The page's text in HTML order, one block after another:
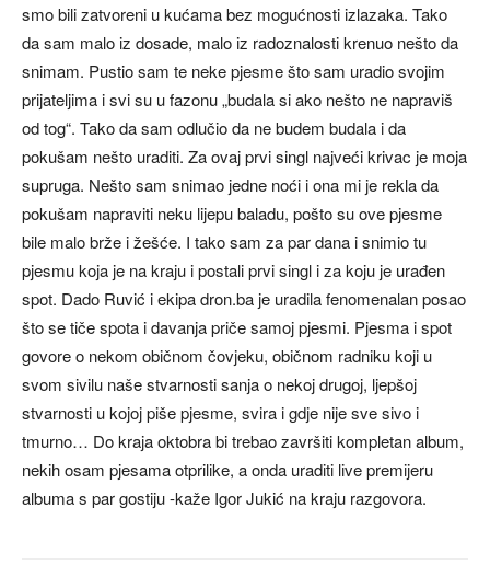
smo bili zatvoreni u kućama bez mogućnosti izlazaka. Tako
da sam malo iz dosade, malo iz radoznalosti krenuo nešto da
snimam. Pustio sam te neke pjesme što sam uradio svojim
prijateljima i svi su u fazonu „budala si ako nešto ne napraviš
od tog“. Tako da sam odlučio da ne budem budala i da
pokušam nešto uraditi. Za ovaj prvi singl najveći krivac je moja
supruga. Nešto sam snimao jedne noći i ona mi je rekla da
pokušam napraviti neku lijepu baladu, pošto su ove pjesme
bile malo brže i žešće. I tako sam za par dana i snimio tu
pjesmu koja je na kraju i postali prvi singl i za koju je urađen
spot. Dado Ruvić i ekipa dron.ba je uradila fenomenalan posao
što se tiče spota i davanja priče samoj pjesmi. Pjesma i spot
govore o nekom običnom čovjeku, običnom radniku koji u
svom sivilu naše stvarnosti sanja o nekoj drugoj, ljepšoj
stvarnosti u kojoj piše pjesme, svira i gdje nije sve sivo i
tmurno… Do kraja oktobra bi trebao završiti kompletan album,
nekih osam pjesama otprilike, a onda uraditi live premijeru
albuma s par gostiju -kaže Igor Jukić na kraju razgovora.